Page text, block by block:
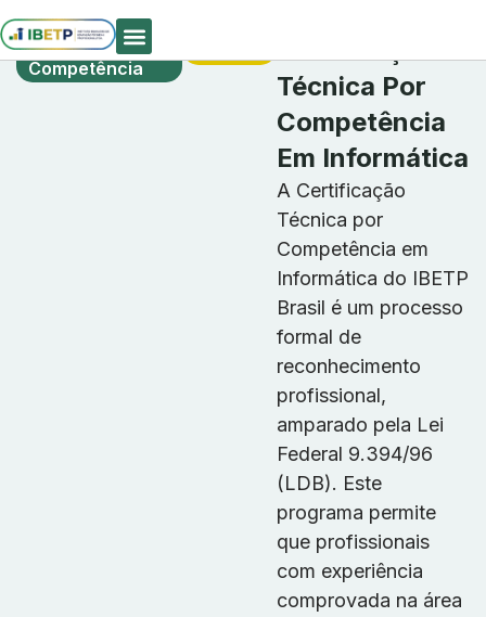
Certificação
Técnica Por
Competência
Técnica Por
Competência
Em Informática
A Certificação
Técnica por
Competência em
Informática do IBETP
Brasil é um processo
formal de
reconhecimento
profissional,
amparado pela Lei
Federal 9.394/96
(LDB). Este
programa permite
que profissionais
com experiência
comprovada na área